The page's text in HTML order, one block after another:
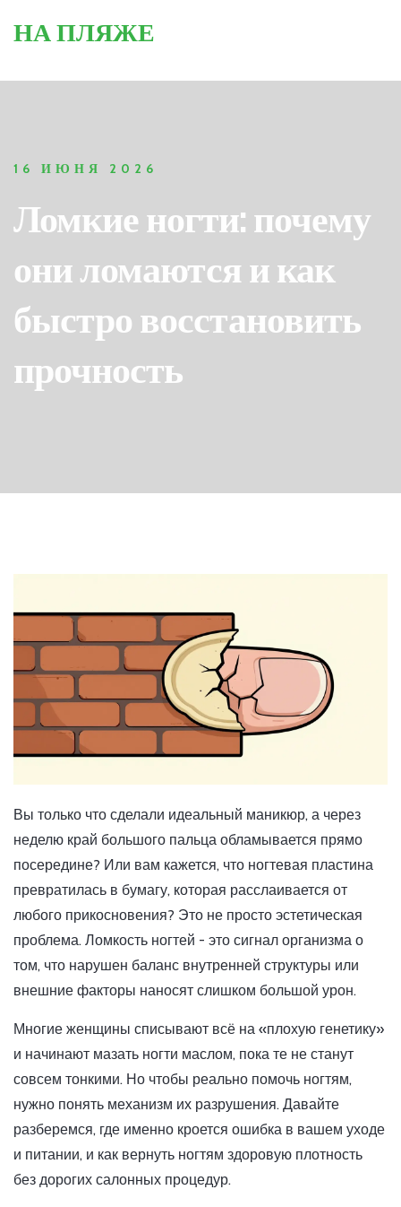
НА ПЛЯЖЕ
16 ИЮНЯ 2026
Ломкие ногти: почему
они ломаются и как
быстро восстановить
прочность
Вы только что сделали идеальный маникюр, а через
неделю край большого пальца обламывается прямо
посередине? Или вам кажется, что ногтевая пластина
превратилась в бумагу, которая расслаивается от
любого прикосновения? Это не просто эстетическая
проблема. Ломкость ногтей - это сигнал организма о
том, что нарушен баланс внутренней структуры или
внешние факторы наносят слишком большой урон.
Многие женщины списывают всё на «плохую генетику»
и начинают мазать ногти маслом, пока те не станут
совсем тонкими. Но чтобы реально помочь ногтям,
нужно понять механизм их разрушения. Давайте
разберемся, где именно кроется ошибка в вашем уходе
и питании, и как вернуть ногтям здоровую плотность
без дорогих салонных процедур.